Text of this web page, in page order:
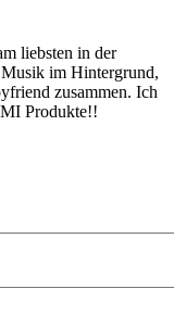
liebsten in der
im Hintergrund,
zusammen. Ich
Produkte!!